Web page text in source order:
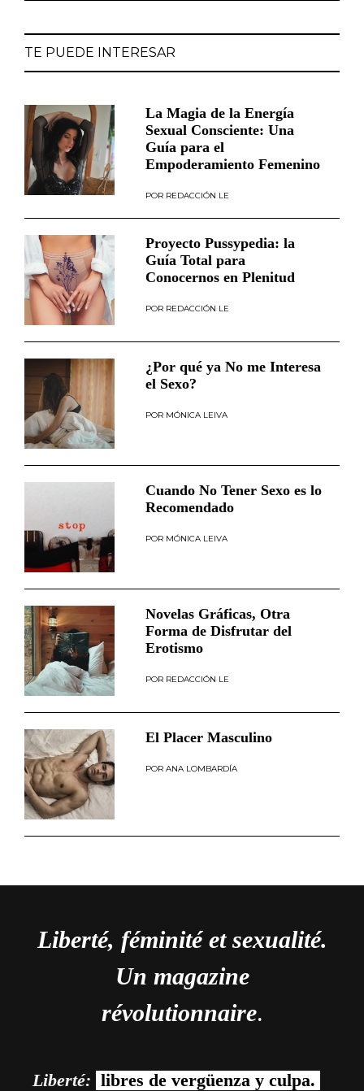
TE PUEDE INTERESAR
La Magia de la Energía
Sexual Consciente: Una
Guía para el
Empoderamiento Femenino
REDACCIÓN LE
Proyecto Pussypedia: la
Guía Total para
Conocernos en Plenitud
REDACCIÓN LE
¿Por qué ya No me Interesa
el Sexo?
MÓNICA LEIVA
Cuando No Tener Sexo es lo
Recomendado
MÓNICA LEIVA
Novelas Gráficas, Otra
Forma de Disfrutar del
Erotismo
REDACCIÓN LE
El Placer Masculino
ANA LOMBARDÍA
Liberté, féminité et sexualité.
Un magazine
révolutionnaire.
Liberté: libres de vergüenza y culpa.